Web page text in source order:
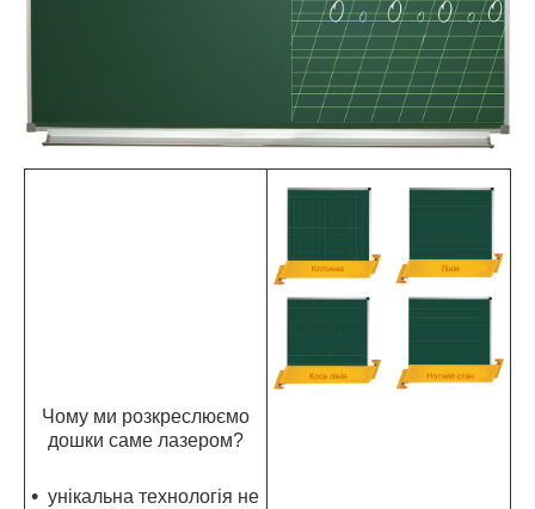
Чому ми розкреслюємо
дошки саме лазером?
унікальна технологія не